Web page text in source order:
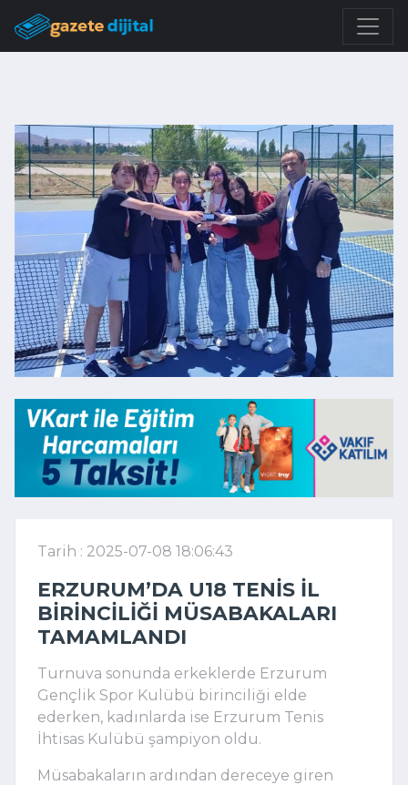
Tarih : 2025-07-08 18:06:43
ERZURUM’DA U18 TENIS İL
BIRINCILIĞI MÜSABAKALARI
TAMAMLANDI
Turnuva sonunda erkeklerde Erzurum
Gençlik Spor Kulübü birinciliği elde
ederken, kadınlarda ise Erzurum Tenis
İhtisas Kulübü şampiyon oldu.
Müsabakaların ardından dereceye giren